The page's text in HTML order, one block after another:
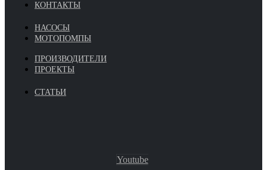
КОНТАКТЫ
НАСОСЫ
МОТОПОМПЫ
ПРОИЗВОДИТЕЛИ
ПРОЕКТЫ
СТАТЬИ
Youtube